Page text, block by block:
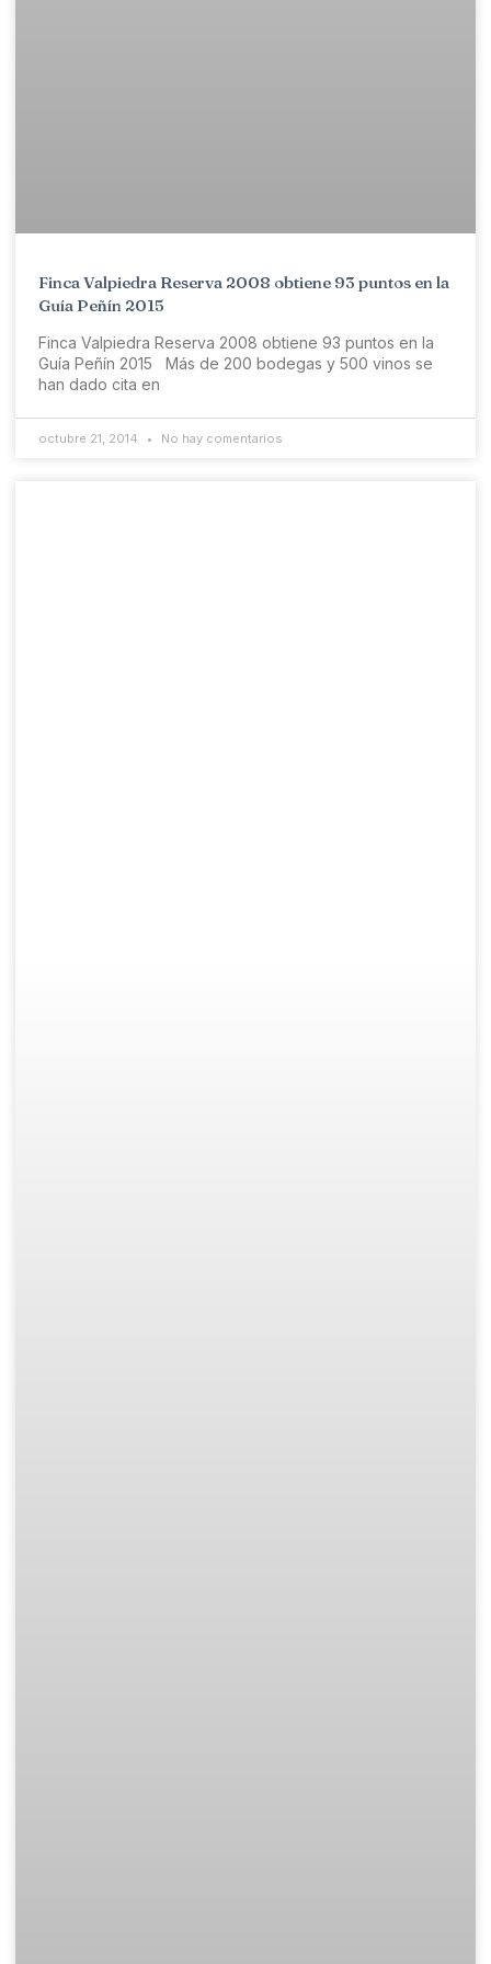
Finca Valpiedra Reserva 2008 obtiene 93 puntos en la
Guía Peñín 2015
Finca Valpiedra Reserva 2008 obtiene 93 puntos en la
Guía Peñín 2015 Más de 200 bodegas y 500 vinos se
han dado cita en
octubre 21, 2014 No hay comentarios